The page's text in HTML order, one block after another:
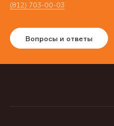
(812) 703-00-03
Вопросы и ответы